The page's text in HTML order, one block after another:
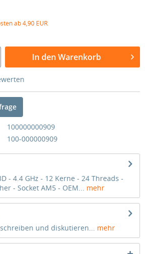
ab 4,90 EUR
In den Warenkorb
100000000909
100-000000909
- 4.4 GHz - 12 Kerne - 24 Threads -
- Socket AM5 - OEM... mehr
und diskutieren... mehr